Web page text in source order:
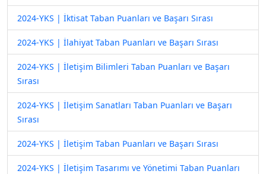
2024-YKS | İktisat Taban Puanları ve Başarı Sırası
2024-YKS | İlahiyat Taban Puanları ve Başarı Sırası
2024-YKS | İletişim Bilimleri Taban Puanları ve Başarı
Sırası
2024-YKS | İletişim Sanatları Taban Puanları ve Başarı
Sırası
2024-YKS | İletişim Taban Puanları ve Başarı Sırası
2024-YKS | İletişim Tasarımı ve Yönetimi Taban Puanları